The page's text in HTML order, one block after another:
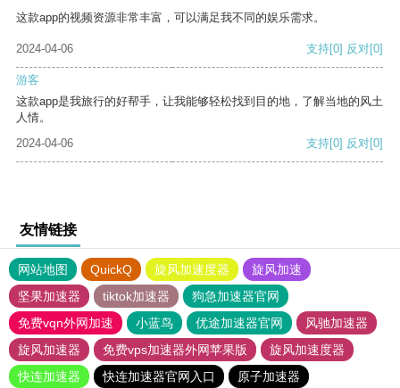
这款app的视频资源非常丰富，可以满足我不同的娱乐需求。
2024-04-06 支持[0] 反对[0]
游客
这款app是我旅行的好帮手，让我能够轻松找到目的地，了解当地的风土
人情。
2024-04-06
支持[0] 反对[0]
友情链接
网站地图 QuickQ 旋风加速度器
旋风加速
坚果加速器
tiktok加速器
狗急加速器官网
免费vqn外网加速
小蓝鸟 优途加速器官网
风驰加速器
旋风加速器
免费vps加速器外网苹果版
旋风加速度器
快连加速器
快连加速器官网入口
原子加速器